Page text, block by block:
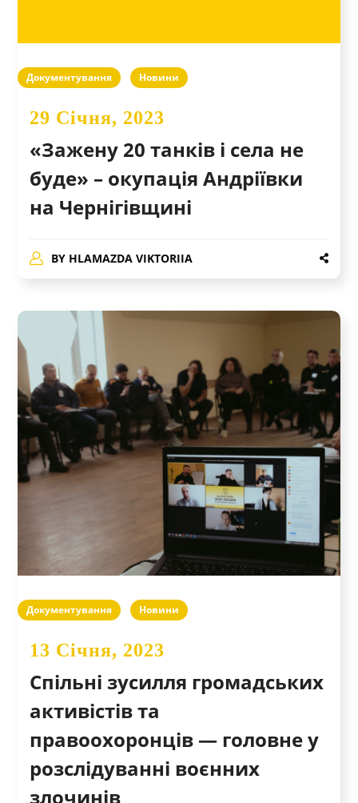
Документування Новини
29 Січня, 2023
«Зажену 20 танків і села не
буде» – окупація Андріївки
на Чернігівщині
BY HLAMAZDA VIKTORIIA
Документування Новини
13 Січня, 2023
Спільні зусилля громадських
активістів та
правоохоронців — головне у
розслідуванні воєнних
злочинів